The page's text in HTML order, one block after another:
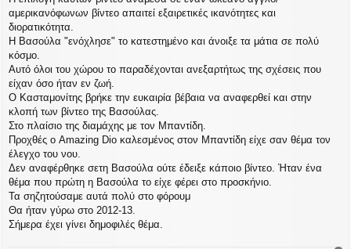
υ
σ
η
αμερικανόφωνων βίντεο απαιτεί εξαιρετικές ικανότητες και
διορατικότητα.
Η Βασούλα "ενόχλησε" το κατεστημένο και άνοιξε τα μάτια σε πολύ
κόσμο.
Αυτό όλοι του χώρου το παραδέχονται ανεξαρτήτως της σχέσεις που
είχαν όσο ήταν εν ζωή.
Ο Κασταμονίτης βρήκε την ευκαιρία βέβαια να αναφερθεί και στην
κλοπή των βίντεο της Βασούλας.
Στο πλαίσιο της διαμάχης με τον Μπαντίδη.
Προχθές ο Amazing Dio καλεσμένος στον Μπαντίδη είχε σαν θέμα τον
έλεγχο του νου.
Δεν αναφέρθηκε σετη Βασούλα ούτε έδειξε κάποιο βίντεο. Ήταν ένα
θέμα που πρώτη η Βασούλα το είχε φέρει στο προσκήνιο.
Τα σηζητούσαμε αυτά πολύ στο φόρουμ
Θα ήταν γύρω στο 2012-13.
Σήμερα έχει γίνει δημοφιλές θέμα.